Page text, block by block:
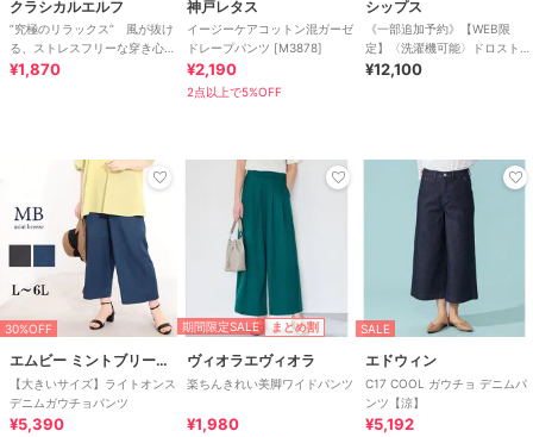
クラシカルエルフ
”究極のリラックス” 風が抜け
る、ストレスフリーな穿き心
地。サッカー素材タックワイド
¥1,870
神戸レタス
イージーケアコットン混ガーゼ
ドレープパンツ [M3878]
¥2,190
2点以上で5%OFF
シップス
《一部追加予約》【WEB限
定】〈洗濯機可能〉ドロスト
ベイカー パンツ
¥12,100
30%OFF
エムビー ミントブリーズ
【大きいサイズ】ライトオンス
デニムガウチョパンツ
¥5,390
期間限定SALE まとめ割
ヴィオラエヴィオラ
楽ちんきれい美脚ワイドパンツ
¥1,980
SALE
エドウィン
C17 COOL ガウチョ デニムパ
ンツ【涼】
¥5,192